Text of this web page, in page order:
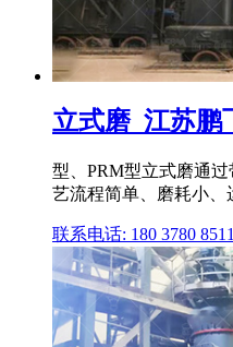
立式磨_江苏鹏
型、PRM型立式磨通
艺流程简单、磨耗小、
联系电话: 180 3780 8511